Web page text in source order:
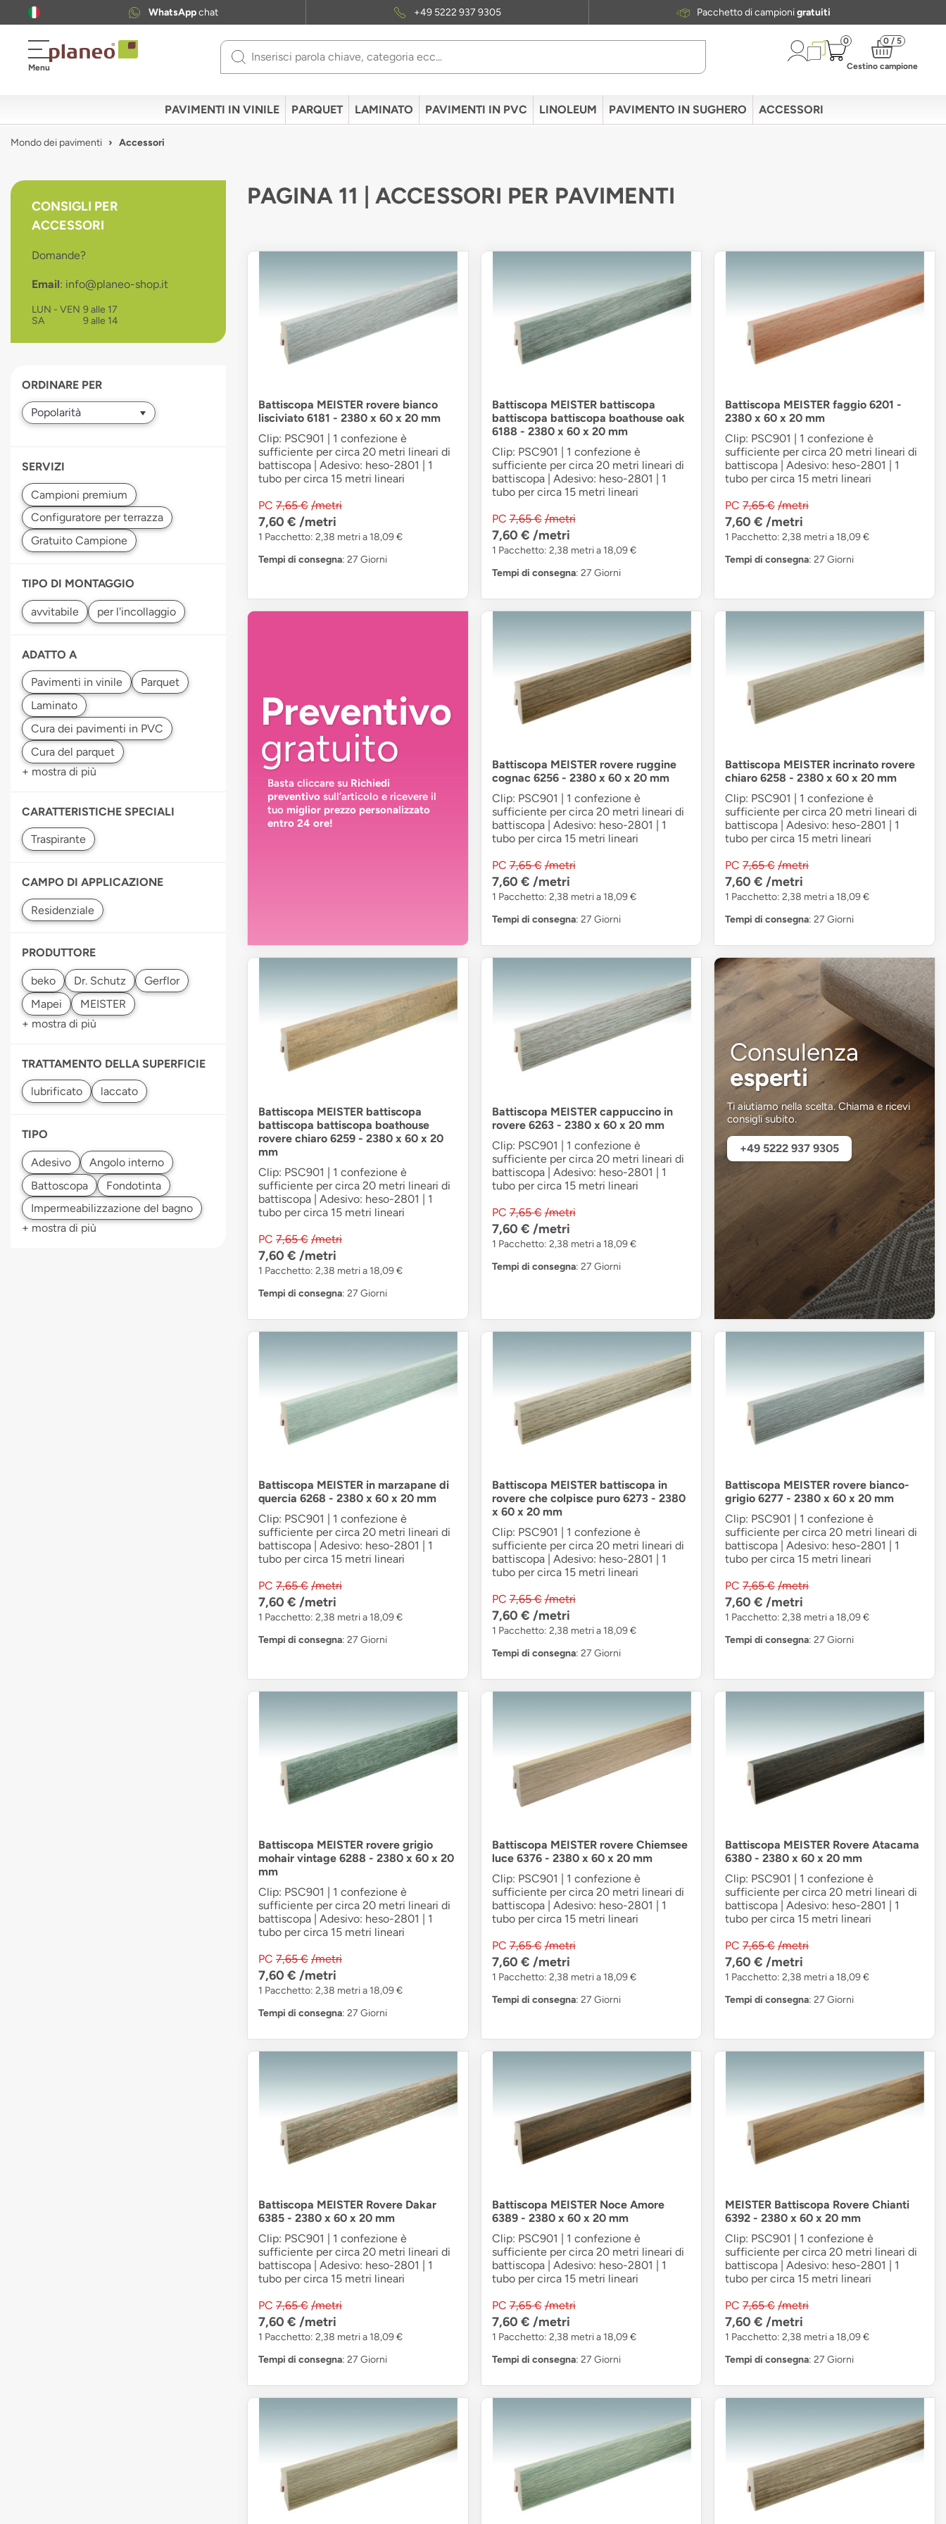
WhatsAppchat +49 5222 937 9305 Pacchetto di campionigratuiti
Menu
Use
down
arrows
Press
gestures.
0 0 / 5
Cestino campione
PAVIMENTI IN VINILE PARQUET LAMINATO PAVIMENTI IN PVC LINOLEUM PAVIMENTO IN SUGHERO ACCESSORI
Mondo dei pavimenti Accessori
CONSIGLI PER
ACCESSORI
Domande?
Email: info@planeo-shop.it
LUN - VEN 9 alle 17
SA
9 alle 14
ORDINARE PER
SERVIZI
TIPO DI MONTAGGIO
ADATTO A
+ mostra di più
CARATTERISTICHE SPECIALI
CAMPO DI APPLICAZIONE
PRODUTTORE
+ mostra di più
TRATTAMENTO DELLA SUPERFICIE
TIPO
+ mostra di più
PAGINA 11 | ACCESSORI PER PAVIMENTI
Battiscopa MEISTER rovere bianco
lisciviato 6181 - 2380 x 60 x 20 mm
Clip: PSC901 | 1 confezione è
sufficiente per circa 20 metri lineari di
battiscopa | Adesivo: heso-2801 | 1
tubo per circa 15 metri lineari
PC 7,65 € /metri
7,60 € /metri
1 Pacchetto: 2,38 metri a 18,09 €
Tempi di consegna: 27 Giorni
Battiscopa MEISTER battiscopa
battiscopa battiscopa boathouse oak
6188 - 2380 x 60 x 20 mm
Clip: PSC901 | 1 confezione è
sufficiente per circa 20 metri lineari di
battiscopa | Adesivo: heso-2801 | 1
tubo per circa 15 metri lineari
PC 7,65 € /metri
7,60 € /metri
1 Pacchetto: 2,38 metri a 18,09 €
Tempi di consegna: 27 Giorni
Battiscopa MEISTER faggio 6201 -
2380 x 60 x 20 mm
Clip: PSC901 | 1 confezione è
sufficiente per circa 20 metri lineari di
battiscopa | Adesivo: heso-2801 | 1
tubo per circa 15 metri lineari
PC 7,65 € /metri
7,60 € /metri
1 Pacchetto: 2,38 metri a 18,09 €
Tempi di consegna: 27 Giorni
Preventivo
gratuito
Basta cliccare su Richiedi
preventivo sull’articolo e ricevere il
tuomiglior prezzo personalizzato
entro 24 ore!
Battiscopa MEISTER rovere ruggine
cognac 6256 - 2380 x 60 x 20 mm
Clip: PSC901 | 1 confezione è
sufficiente per circa 20 metri lineari di
battiscopa | Adesivo: heso-2801 | 1
tubo per circa 15 metri lineari
PC 7,65 € /metri
7,60 € /metri
1 Pacchetto: 2,38 metri a 18,09 €
Tempi di consegna: 27 Giorni
Battiscopa MEISTER incrinato rovere
chiaro 6258 - 2380 x 60 x 20 mm
Clip: PSC901 | 1 confezione è
sufficiente per circa 20 metri lineari di
battiscopa | Adesivo: heso-2801 | 1
tubo per circa 15 metri lineari
PC 7,65 € /metri
7,60 € /metri
1 Pacchetto: 2,38 metri a 18,09 €
Tempi di consegna: 27 Giorni
Battiscopa MEISTER battiscopa
battiscopa battiscopa boathouse
rovere chiaro 6259 - 2380 x 60 x 20
mm
Clip: PSC901 | 1 confezione è
sufficiente per circa 20 metri lineari di
battiscopa | Adesivo: heso-2801 | 1
tubo per circa 15 metri lineari
PC 7,65 € /metri
7,60 € /metri
1 Pacchetto: 2,38 metri a 18,09 €
Tempi di consegna: 27 Giorni
Battiscopa MEISTER cappuccino in
rovere 6263 - 2380 x 60 x 20 mm
Clip: PSC901 | 1 confezione è
sufficiente per circa 20 metri lineari di
battiscopa | Adesivo: heso-2801 | 1
tubo per circa 15 metri lineari
PC 7,65 € /metri
7,60 € /metri
1 Pacchetto: 2,38 metri a 18,09 €
Tempi di consegna: 27 Giorni
Consulenza
esperti
Ti aiutiamo nella scelta. Chiama e ricevi
consigli subito.
+49 5222 937 9305
Battiscopa MEISTER in marzapane di
quercia 6268 - 2380 x 60 x 20 mm
Clip: PSC901 | 1 confezione è
sufficiente per circa 20 metri lineari di
battiscopa | Adesivo: heso-2801 | 1
tubo per circa 15 metri lineari
PC 7,65 € /metri
7,60 € /metri
1 Pacchetto: 2,38 metri a 18,09 €
Tempi di consegna: 27 Giorni
Battiscopa MEISTER battiscopa in
rovere che colpisce puro 6273 - 2380
x 60 x 20 mm
Clip: PSC901 | 1 confezione è
sufficiente per circa 20 metri lineari di
battiscopa | Adesivo: heso-2801 | 1
tubo per circa 15 metri lineari
PC 7,65 € /metri
7,60 € /metri
1 Pacchetto: 2,38 metri a 18,09 €
Tempi di consegna: 27 Giorni
Battiscopa MEISTER rovere bianco-
grigio 6277 - 2380 x 60 x 20 mm
Clip: PSC901 | 1 confezione è
sufficiente per circa 20 metri lineari di
battiscopa | Adesivo: heso-2801 | 1
tubo per circa 15 metri lineari
PC 7,65 € /metri
7,60 € /metri
1 Pacchetto: 2,38 metri a 18,09 €
Tempi di consegna: 27 Giorni
Battiscopa MEISTER rovere grigio
mohair vintage 6288 - 2380 x 60 x 20
mm
Clip: PSC901 | 1 confezione è
sufficiente per circa 20 metri lineari di
battiscopa | Adesivo: heso-2801 | 1
tubo per circa 15 metri lineari
PC 7,65 € /metri
7,60 € /metri
1 Pacchetto: 2,38 metri a 18,09 €
Tempi di consegna: 27 Giorni
Battiscopa MEISTER rovere Chiemsee
luce 6376 - 2380 x 60 x 20 mm
Clip: PSC901 | 1 confezione è
sufficiente per circa 20 metri lineari di
battiscopa | Adesivo: heso-2801 | 1
tubo per circa 15 metri lineari
PC 7,65 € /metri
7,60 € /metri
1 Pacchetto: 2,38 metri a 18,09 €
Tempi di consegna: 27 Giorni
Battiscopa MEISTER Rovere Atacama
6380 - 2380 x 60 x 20 mm
Clip: PSC901 | 1 confezione è
sufficiente per circa 20 metri lineari di
battiscopa | Adesivo: heso-2801 | 1
tubo per circa 15 metri lineari
PC 7,65 € /metri
7,60 € /metri
1 Pacchetto: 2,38 metri a 18,09 €
Tempi di consegna: 27 Giorni
Battiscopa MEISTER Rovere Dakar
6385 - 2380 x 60 x 20 mm
Clip: PSC901 | 1 confezione è
sufficiente per circa 20 metri lineari di
battiscopa | Adesivo: heso-2801 | 1
tubo per circa 15 metri lineari
PC 7,65 € /metri
7,60 € /metri
1 Pacchetto: 2,38 metri a 18,09 €
Tempi di consegna: 27 Giorni
Battiscopa MEISTER Noce Amore
6389 - 2380 x 60 x 20 mm
Clip: PSC901 | 1 confezione è
sufficiente per circa 20 metri lineari di
battiscopa | Adesivo: heso-2801 | 1
tubo per circa 15 metri lineari
PC 7,65 € /metri
7,60 € /metri
1 Pacchetto: 2,38 metri a 18,09 €
Tempi di consegna: 27 Giorni
MEISTER Battiscopa Rovere Chianti
6392 - 2380 x 60 x 20 mm
Clip: PSC901 | 1 confezione è
sufficiente per circa 20 metri lineari di
battiscopa | Adesivo: heso-2801 | 1
tubo per circa 15 metri lineari
PC 7,65 € /metri
7,60 € /metri
1 Pacchetto: 2,38 metri a 18,09 €
Tempi di consegna: 27 Giorni